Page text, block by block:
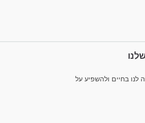
לנו בחיים ולהשפיע על